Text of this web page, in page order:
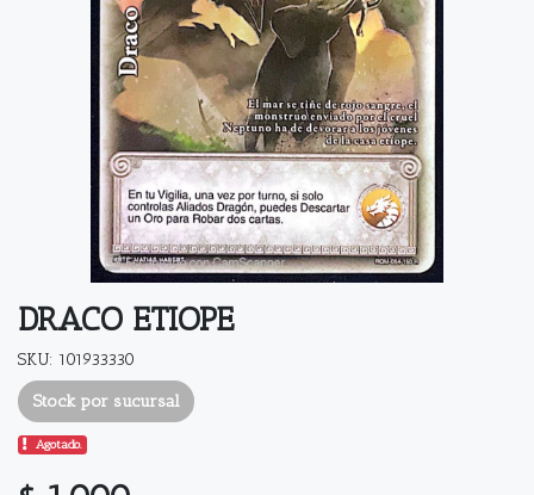
DRACO ETIOPE
SKU: 101933330
Stock por sucursal
Agotado.